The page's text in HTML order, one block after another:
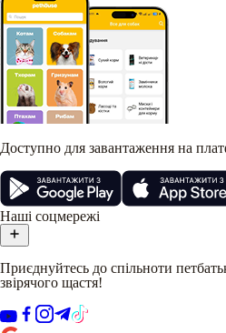
Доступно для завантаження на
Наші соцмережі
Приєднуйтесь до спільноти
звірячого щастя!